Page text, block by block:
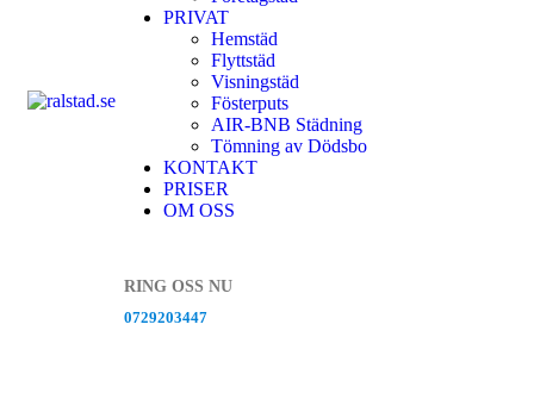
PRIVAT
Hemstäd
Flyttstäd
Visningstäd
Fösterputs
AIR-BNB Städning
Tömning av Dödsbo
KONTAKT
PRISER
OM OSS
RING OSS NU
0729203447